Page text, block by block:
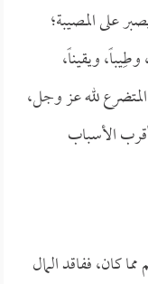
يصبر على المصيبة؛
ويقيناً،
لله عز وجل،
الأسباب
كان، ففاقد المال